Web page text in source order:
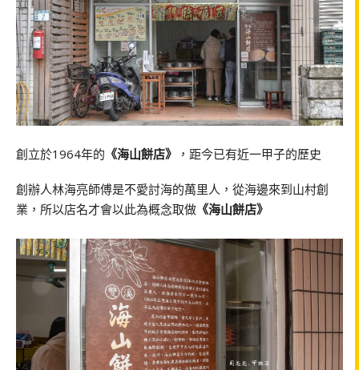
創立於1964年的 《海山餅店》 ，距今已有近一甲子的歷史
創辦人林海亮師傅是不愛討海的萬里人，從海邊來到山村創
業，所以店名才會以此為概念取做 《海山餅店》